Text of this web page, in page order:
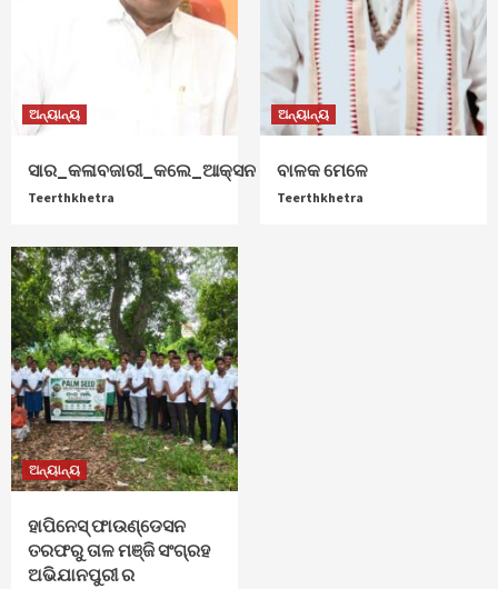
ଅନ୍ୟାନ୍ୟ
ସାର_କଳାବଜାରୀ_କଲେ_ଆକ୍ସନ
Teerthkhetra
ଅନ୍ୟାନ୍ୟ
ବାଳକ ମେଳେ
Teerthkhetra
ଅନ୍ୟାନ୍ୟ
ହାପିନେସ୍ ଫାଉଣ୍ଡେସନ
ତରଫରୁ ତାଳ ମଞ୍ଜି ସଂଗ୍ରହ
ଅଭିଯାନପୁରୀ ର